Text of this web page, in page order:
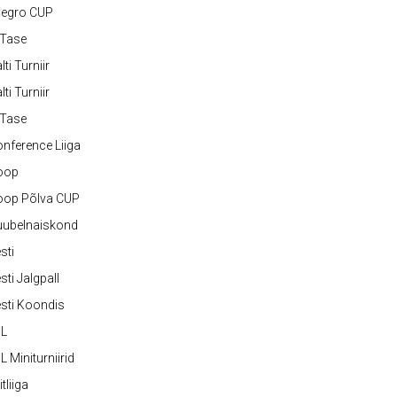
CUP
Turniir
Turniir
Liiga
Põlva CUP
Jalgpall
Koondis
Miniturniirid